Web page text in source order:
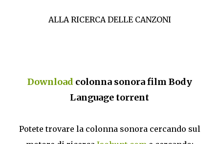
ALLA RICERCA DELLE CANZONI
Download colonna sonora film Body
Language torrent
Potete trovare la colonna sonora cercando sul